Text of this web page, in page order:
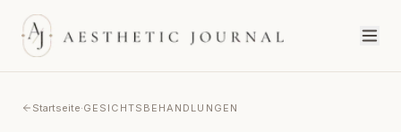
Startseite·GESICHTSBEHANDLUNGEN